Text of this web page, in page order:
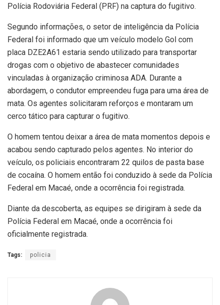
Polícia Rodoviária Federal (PRF) na captura do fugitivo.
Segundo informações, o setor de inteligência da Polícia
Federal foi informado que um veículo modelo Gol com
placa DZE2A61 estaria sendo utilizado para transportar
drogas com o objetivo de abastecer comunidades
vinculadas à organização criminosa ADA. Durante a
abordagem, o condutor empreendeu fuga para uma área de
mata. Os agentes solicitaram reforços e montaram um
cerco tático para capturar o fugitivo.
O homem tentou deixar a área de mata momentos depois e
acabou sendo capturado pelos agentes. No interior do
veículo, os policiais encontraram 22 quilos de pasta base
de cocaína. O homem então foi conduzido à sede da Polícia
Federal em Macaé, onde a ocorrência foi registrada.
Diante da descoberta, as equipes se dirigiram à sede da
Polícia Federal em Macaé, onde a ocorrência foi
oficialmente registrada.
Tags: policia